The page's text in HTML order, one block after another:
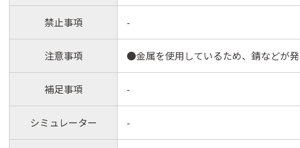
禁止事項 -
注意事項 ●金属を使用しているため、錆などが
補足事項 -
シミュレーター -